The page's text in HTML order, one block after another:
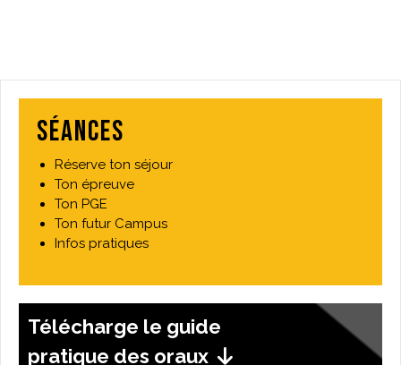
Séances
Réserve ton séjour
Ton épreuve
Ton PGE
Ton futur Campus
Infos pratiques
Télécharge le guide
pratique des oraux